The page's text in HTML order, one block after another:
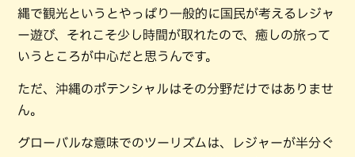
縄で観光というとやっぱり一般的に国民が考えるレジャ
ー遊び、それこそ少し時間が取れたので、癒しの旅って
いうところが中心だと思うんです。
ただ、沖縄のポテンシャルはその分野だけではありませ
ん。
グローバルな意味でのツーリズムは、レジャーが半分ぐ